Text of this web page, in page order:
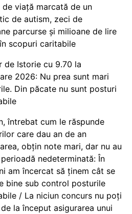
de viață marcată de un
de autism, zeci de
parcurse și milioane de lire
scopuri caritabile
de Istorie cu 9.70 la
2026: Nu prea sunt mari
Din păcate nu sunt posturi
întrebat cum le răspunde
care dau an de an
obțin note mari, dar nu au
nedeterminată: În
am încercat să ținem cât se
bine sub control posturile
/ La niciun concurs nu poți
la început asigurarea unui